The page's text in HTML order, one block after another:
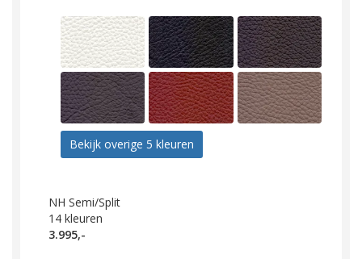
Bekijk overige 5 kleuren
NH Semi/Split
14 kleuren
3.995,-